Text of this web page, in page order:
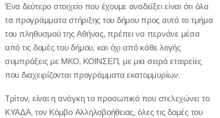
Ένα δεύτερο στοιχείο που έχουμε αναδείξει είναι ότι όλα
τα προγράμματα στήριξης του δήμου προς αυτό το τμήμα
του πληθυσμού της Αθήνας, πρέπει να περνάνε μέσα
από τις δομές του δήμου, και όχι από κάθε λογής
συμπράξεις με ΜΚΟ, ΚΟΙΝΣΕΠ, με μια σειρά εταιρείες
που διαχειρίζονται προγράμματα εκατομμυρίων.
Τρίτον, είναι η ανάγκη το προσωπικό που στελεχώνει το
ΚΥΑΔΑ, τον Κόμβο Αλληλοβοήθειας, όλες τις δομές του